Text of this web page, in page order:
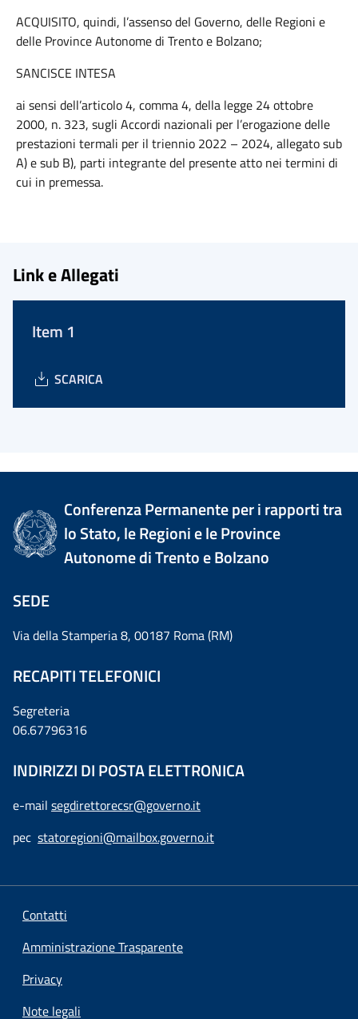
ACQUISITO, quindi, l’assenso del Governo, delle Regioni e
delle Province Autonome di Trento e Bolzano;
SANCISCE INTESA
ai sensi dell’articolo 4, comma 4, della legge 24 ottobre
2000, n. 323, sugli Accordi nazionali per l’erogazione delle
prestazioni termali per il triennio 2022 – 2024, allegato sub
A) e sub B), parti integrante del presente atto nei termini di
cui in premessa.
Link e Allegati
Item 1
SCARICA
Conferenza Permanente per i rapporti tra
lo Stato, le Regioni e le Province
Autonome di Trento e Bolzano
SEDE
Via della Stamperia 8, 00187 Roma (RM)
RECAPITI TELEFONICI
Segreteria
06.67796316
INDIRIZZI DI POSTA ELETTRONICA
e-mail segdirettorecsr@governo.it
pec statoregioni@mailbox.governo.it
Contatti
Amministrazione Trasparente
Privacy
Note legali